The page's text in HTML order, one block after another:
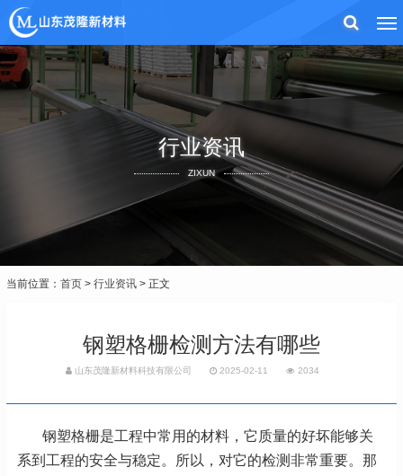
行业资讯
ZIXUN
当前位置： 首页 > 行业资讯 > 正文
钢塑格栅检测方法有哪些
山东茂隆新材料科技有限公司 2025-02-11 2034
钢塑格栅是工程中常用的材料，它质量的好坏能够关
系到工程的安全与稳定。所以，对它的检测非常重要。那